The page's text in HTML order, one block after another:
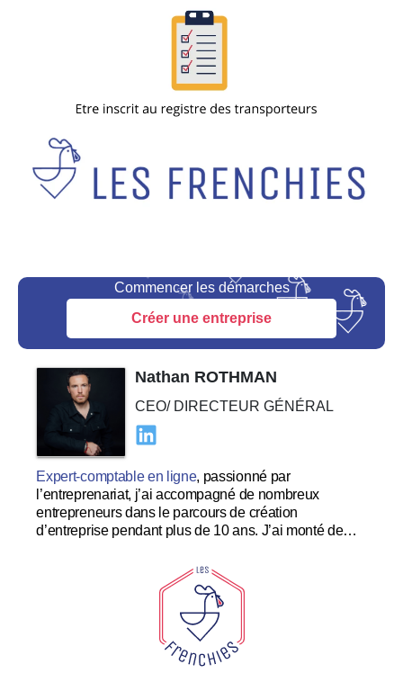
Commencer les démarches
Créer une entreprise
Nathan ROTHMAN
CEO/ DIRECTEUR GÉNÉRAL
Expert-comptable en ligne, passionné par
l’entreprenariat, j’ai accompagné de nombreux
entrepreneurs dans le parcours de création
d’entreprise pendant plus de 10 ans. J’ai monté de
concentrer dans le développement et l’expérience
utilisateur au sein des Tricolores.